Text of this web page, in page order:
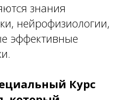
знания
нейрофизиологии,
эффективные
Курс